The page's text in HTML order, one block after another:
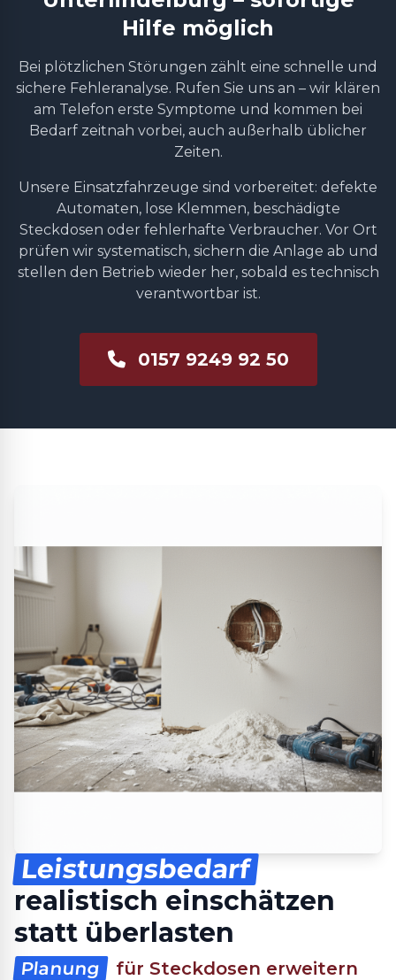
Hilfe möglich
Bei plötzlichen Störungen zählt eine schnelle und
sichere Fehleranalyse. Rufen Sie uns an – wir klären
am Telefon erste Symptome und kommen bei
Bedarf zeitnah vorbei, auch außerhalb üblicher
Zeiten.
Unsere Einsatzfahrzeuge sind vorbereitet: defekte
Automaten, lose Klemmen, beschädigte
Steckdosen oder fehlerhafte Verbraucher. Vor Ort
prüfen wir systematisch, sichern die Anlage ab und
stellen den Betrieb wieder her, sobald es technisch
verantwortbar ist.
0157 9249 92 50
Leistungsbedarf
realistisch einschätzen
statt überlasten
Planung
für Steckdosen erweitern